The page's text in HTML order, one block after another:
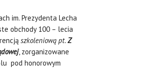
im. Prezydenta Lecha
obchody 100 – lecia
szkoleniową pt.Z
, zorganizowane
pod honorowym